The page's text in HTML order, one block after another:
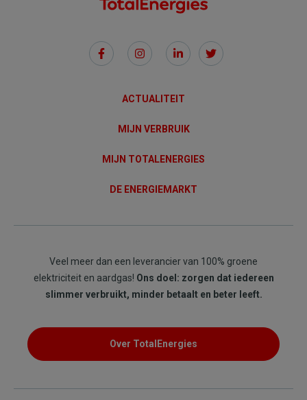
Social
Links
ACTUALITEIT
MIJN VERBRUIK
MIJN TOTALENERGIES
DE ENERGIEMARKT
Veel meer dan een leverancier van 100% groene
elektriciteit en aardgas! Ons doel: zorgen dat iedereen
slimmer verbruikt, minder betaalt en beter leeft.
Over TotalEnergies